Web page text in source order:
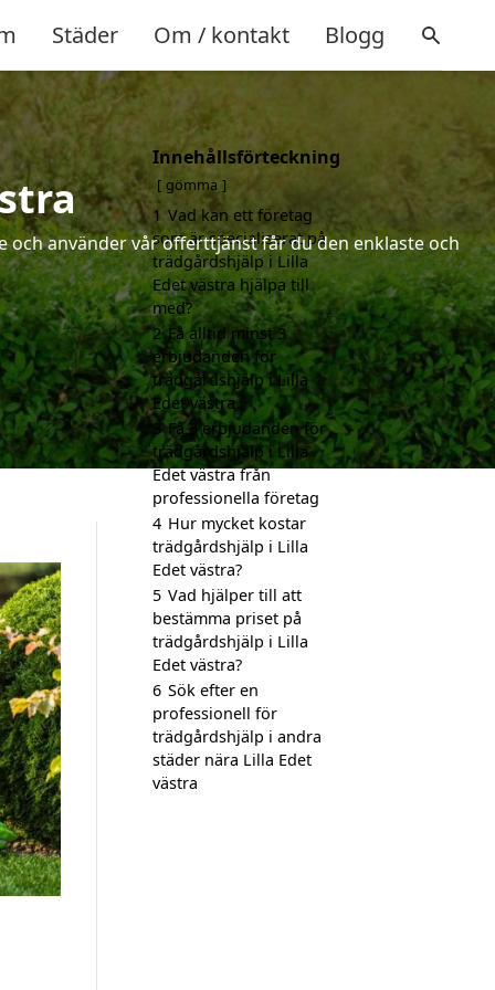
Städer Om / kontakt Blogg
använder vår offerttjänst får du den enklaste och
Innehållsförteckning
gömma
1 Vad kan ett företag
som är specialiserat på
trädgårdshjälp i Lilla
Edet västra hjälpa till
med?
2 Få alltid minst 3
erbjudanden för
trädgårdshjälp i Lilla
Edet västra
3 Få 3 erbjudanden för
trädgårdshjälp i Lilla
Edet västra från
professionella företag
4 Hur mycket kostar
trädgårdshjälp i Lilla
Edet västra?
5 Vad hjälper till att
bestämma priset på
trädgårdshjälp i Lilla
Edet västra?
6 Sök efter en
professionell för
trädgårdshjälp i andra
städer nära Lilla Edet
västra